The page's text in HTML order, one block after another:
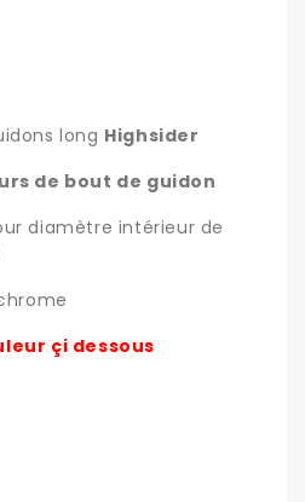
long Highsider
de bout de guidon
diamètre intérieur de
çi dessous